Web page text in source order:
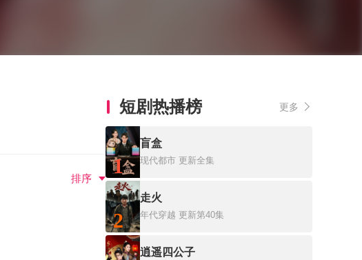
排序
短剧热播榜 更多
1
盲盒
现代都市 更新全集
2
走火
年代穿越 更新第40集
逍遥四公子